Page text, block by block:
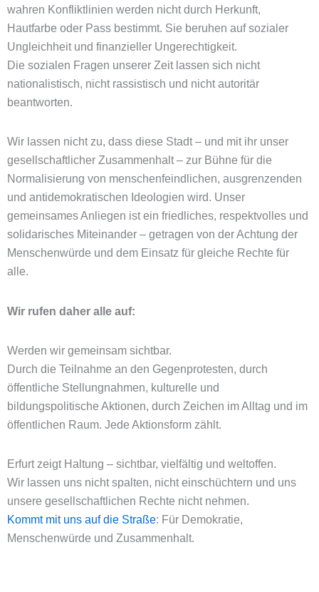
wahren Konfliktlinien werden nicht durch Herkunft,
Hautfarbe oder Pass bestimmt. Sie beruhen auf sozialer
Ungleichheit und finanzieller Ungerechtigkeit.
Die sozialen Fragen unserer Zeit lassen sich nicht
nationalistisch, nicht rassistisch und nicht autoritär
beantworten.
Wir lassen nicht zu, dass diese Stadt – und mit ihr unser
gesellschaftlicher Zusammenhalt – zur Bühne für die
Normalisierung von menschenfeindlichen, ausgrenzenden
und antidemokratischen Ideologien wird. Unser
gemeinsames Anliegen ist ein friedliches, respektvolles und
solidarisches Miteinander – getragen von der Achtung der
Menschenwürde und dem Einsatz für gleiche Rechte für
alle.
Wir rufen daher alle auf:
Werden wir gemeinsam sichtbar.
Durch die Teilnahme an den Gegenprotesten, durch
öffentliche Stellungnahmen, kulturelle und
bildungspolitische Aktionen, durch Zeichen im Alltag und im
öffentlichen Raum. Jede Aktionsform zählt.
Erfurt zeigt Haltung – sichtbar, vielfältig und weltoffen.
Wir lassen uns nicht spalten, nicht einschüchtern und uns
unsere gesellschaftlichen Rechte nicht nehmen.
Kommt mit uns auf die Straße: Für Demokratie,
Menschenwürde und Zusammenhalt.